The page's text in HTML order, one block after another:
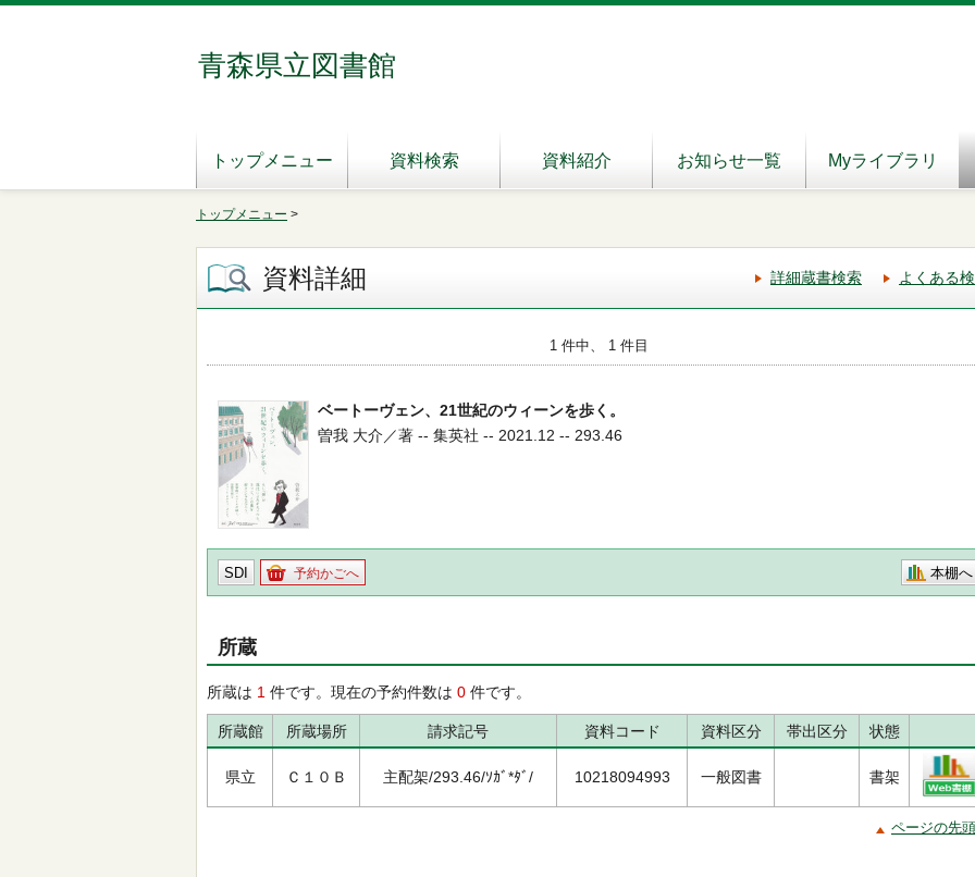
青森県立図書館
トップメニュー 資料検索 資料紹介 お知らせ一覧 Myライブラリ
トップメニュー >
資料詳細 詳細蔵書検索 よくある
1 件中、 1 件目
ベートーヴェン、21世紀のウィーンを歩く。
曽我 大介／著 -- 集英社 -- 2021.12 -- 293.46
SDI 予約かごへ 本棚へ
所蔵
所蔵は 1 件です。現在の予約件数は 0 件です。
所蔵館 所蔵場所 請求記号 資料コード 資料区分 帯出区分 状態
県立 Ｃ１０Ｂ 主配架/293.46/ｿｶﾞ*ﾀﾞ/ 10218094993 一般図書 書架
ページの先